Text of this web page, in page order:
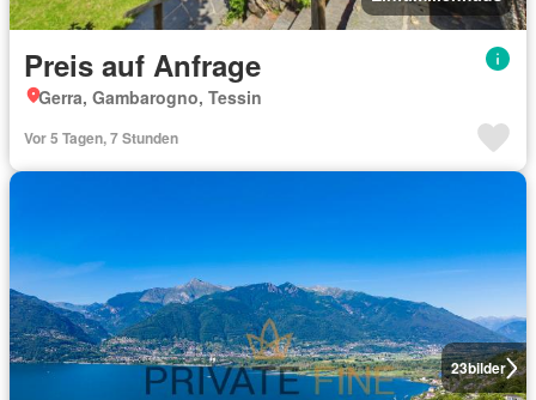
Preis auf Anfrage
Gerra, Gambarogno, Tessin
Vor 5 Tagen, 7 Stunden
23bilder